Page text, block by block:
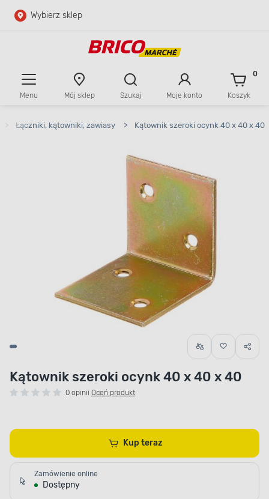
Przejdź do głównej zawartości
Wybierz sklep
Menu Mój sklep Szukaj Moje konto Koszyk
0
> Łączniki, kątowniki, zawiasy > Kątownik szeroki ocynk 40 x 40 x 40
Kątownik szeroki ocynk 40 x 40 x 40
0 opinii Oceń produkt
Kup teraz
Zamówienie online
Dostępny